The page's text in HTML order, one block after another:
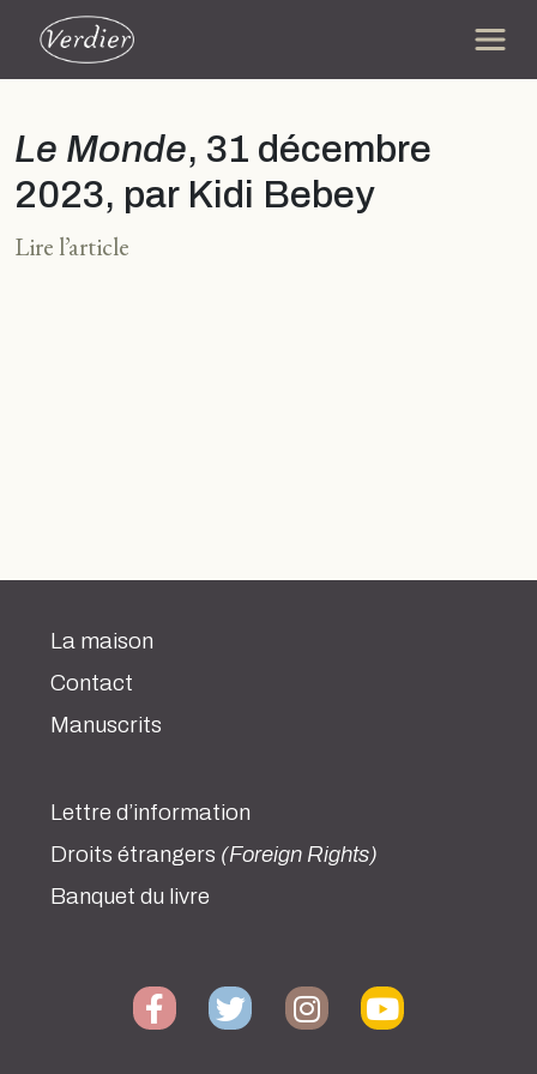
Le Monde, 31 décembre
2023, par Kidi Bebey
Lire l’article
La maison
Contact
Manuscrits
Lettre d’information
Droits étrangers (Foreign Rights)
Banquet du livre